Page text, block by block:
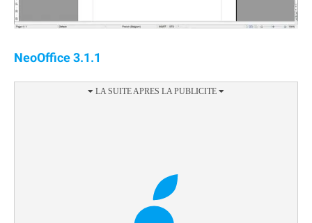
NeoOffice 3.1.1